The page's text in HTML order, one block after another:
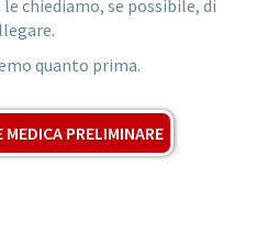
chiediamo, se possibile, di
quanto prima.
PRELIMINARE